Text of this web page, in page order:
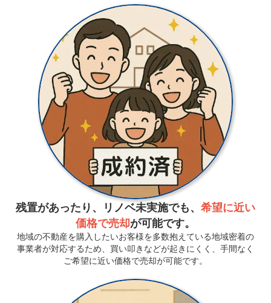
残置があったり、リノベ未実施でも、 希望に近い
価格で売却が可能です。
地域の不動産を購入したいお客様を多数抱えている地域密着の
事業者が対応するため、買い叩きなどが起きにくく、手間なく
ご希望に近い価格で売却が可能です。